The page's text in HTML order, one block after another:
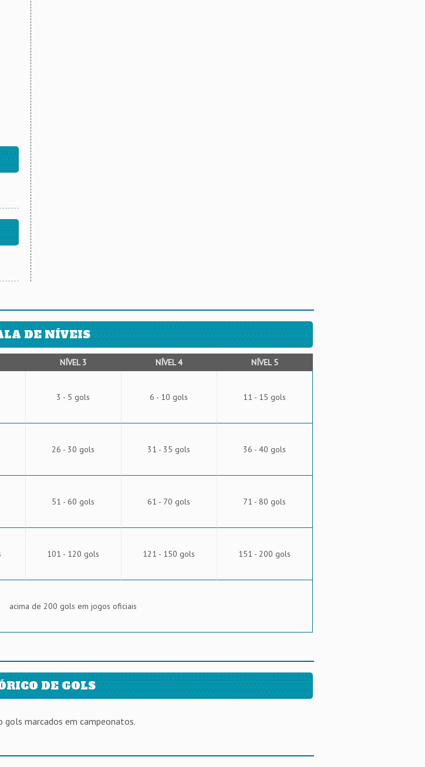
DE NÍVEIS
NÍVEL 3 NÍVEL 4 NÍVEL 5
3 - 5 gols 6 - 10 gols 11 - 15 gols
26 - 30 gols 31 - 35 gols 36 - 40 gols
51 - 60 gols 61 - 70 gols 71 - 80 gols
101 - 120 gols 121 - 150 gols 151 - 200 gols
acima de 200 gols em jogos oficiais
DE GOLS
gols marcados em campeonatos.